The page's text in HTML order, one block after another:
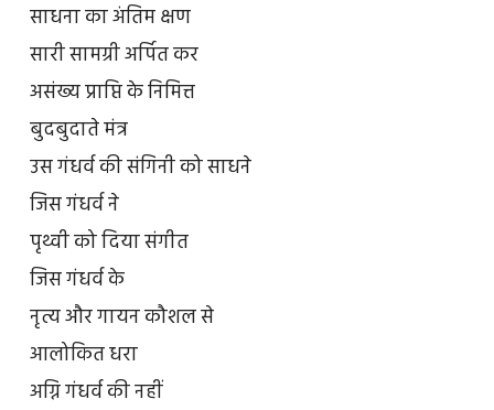
साधना का अंतिम क्षण
सारी सामग्री अर्पित कर
असंख्य प्राप्ति के निमित्त
बुदबुदाते मंत्र
उस गंधर्व की संगिनी को साधने
जिस गंधर्व ने
पृथ्वी को दिया संगीत
जिस गंधर्व के
नृत्य और गायन कौशल से
आलोकित धरा
अग्नि गंधर्व की नहीं